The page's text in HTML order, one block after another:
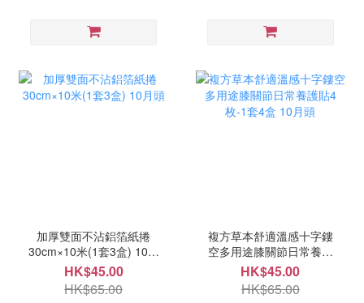
加厚雙面不沾鋁箔紙捲
30cm×10米(1套3盒) 10月
頭
HK$45.00
HK$65.00
複方草本舒適溫感十字鏤
空多用途膝關節日常養護
貼4枚-1套4盒 10月頭
HK$45.00
HK$65.00